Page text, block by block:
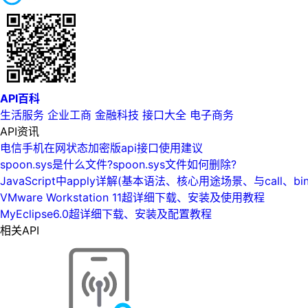
API百科
生活服务 企业工商 金融科技 接口大全 电子商务
API资讯
电信手机在网状态加密版api接口使用建议
spoon.sys是什么文件?spoon.sys文件如何删除?
JavaScript中apply详解(基本语法、核心用途场景、与call、
VMware Workstation 11超详细下载、安装及使用教程
MyEclipse6.0超详细下载、安装及配置教程
相关API